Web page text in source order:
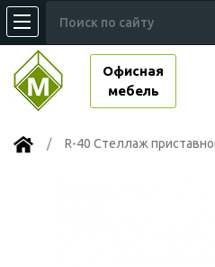
Офисная
мебель
R-40 Стеллаж